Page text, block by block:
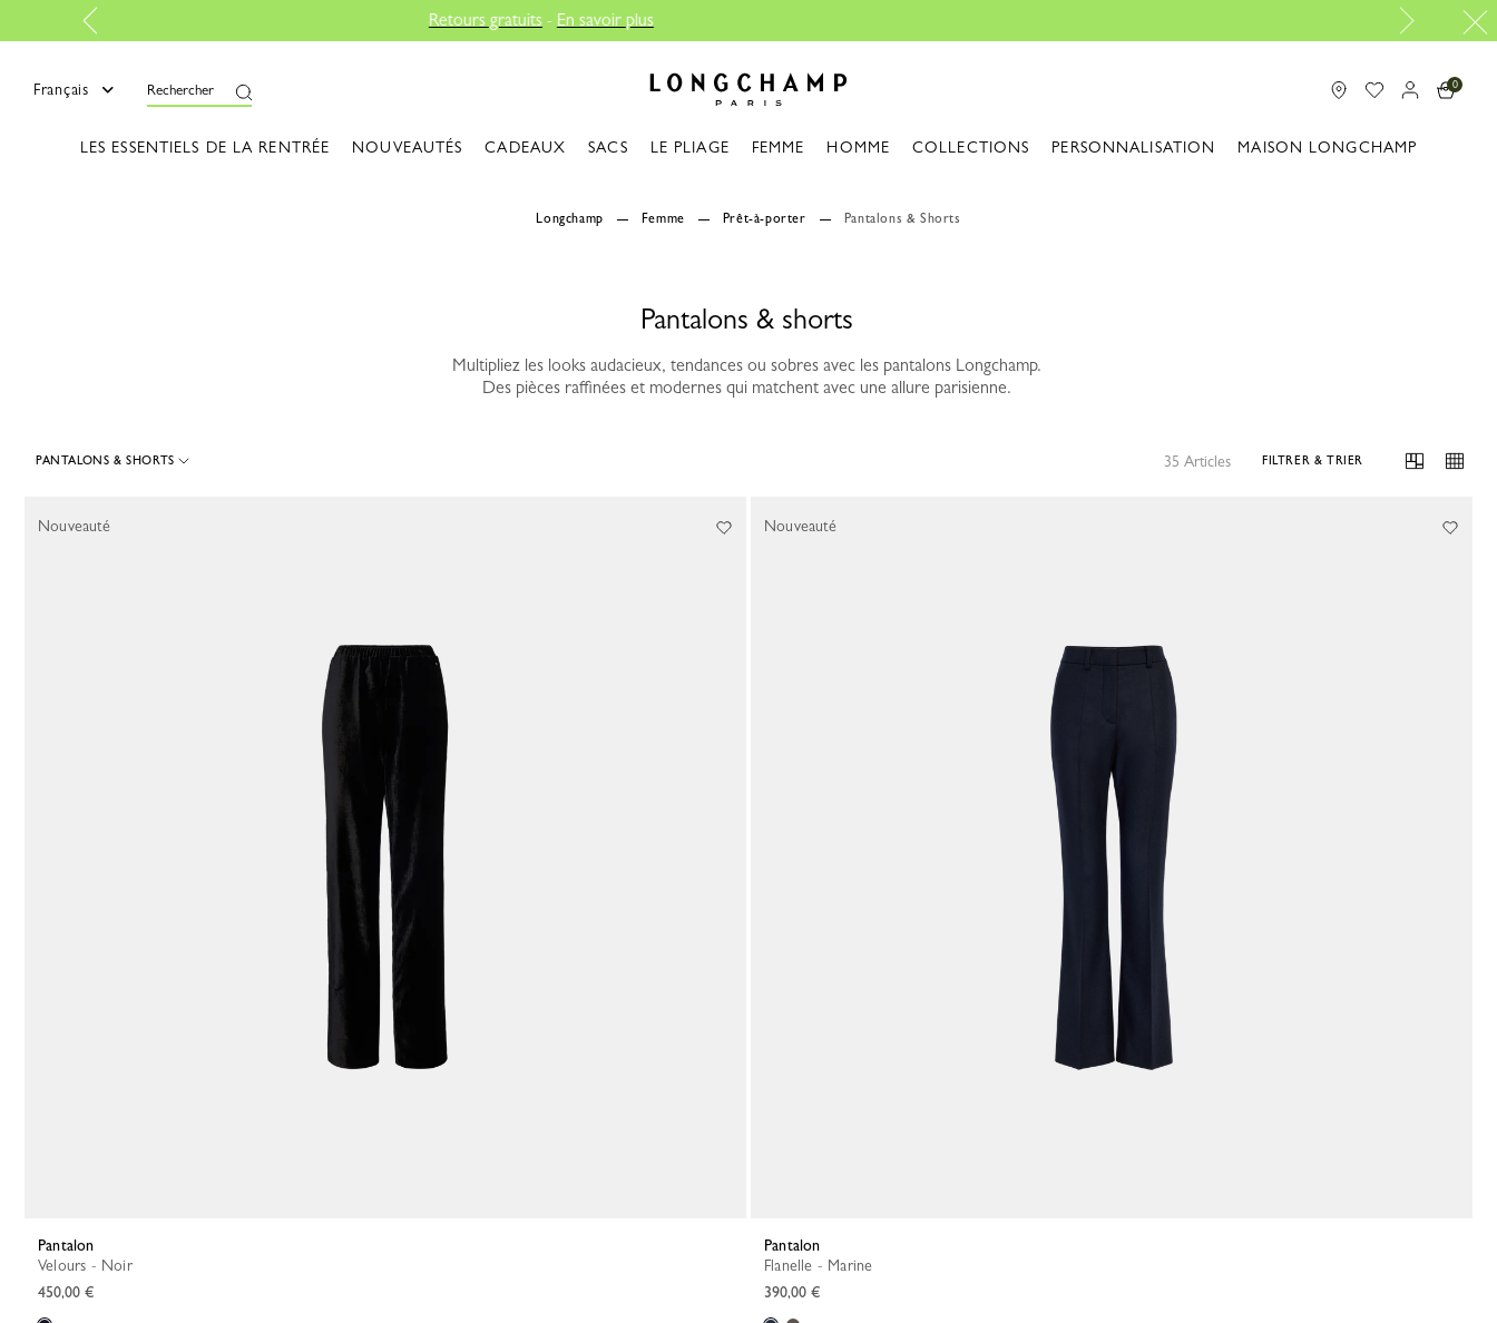
Découvrir le service de réparation
Français Rechercher 0
LES ESSENTIELS DE LA RENTRÉE NOUVEAUTÉS CADEAUX SACS LE PLIAGE FEMME HOMME COLLECTIONS PERSONNALISATION MAISON LONGCHAMP
Longchamp Femme Prêt-à-porter Pantalons & Shorts
Pantalons & shorts
Multipliez les looks audacieux, tendances ou sobres avec les pantalons Longchamp.
Des pièces raffinées et modernes qui matchent avec une allure parisienne.
PANTALONS & SHORTS 35 Articles FILTRER & TRIER
Pantalon
Velours - Noir
450,00 €
Nouveauté
Pantalon
Flanelle - Marine
390,00 €
Nouveauté